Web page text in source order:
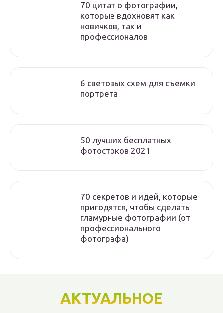
70 цитат о фотографии,
которые вдохновят как
новичков, так и
профессионалов
6 световых схем для съемки
портрета
50 лучших бесплатных
фотостоков 2021
70 секретов и идей, которые
пригодятся, чтобы сделать
гламурные фотографии (от
профессионального
фотографа)
АКТУАЛЬНОЕ